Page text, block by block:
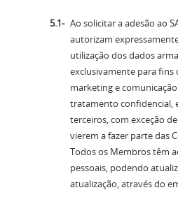
Ao solicitar a adesão ao
autorizam
utilização dos dados
exclusivamente para fins
marketing e
tratamento confidencial,
terceiros, com exceção
vierem a fazer parte das
Todos os Membros têm
pessoais, podendo
atualização, através do